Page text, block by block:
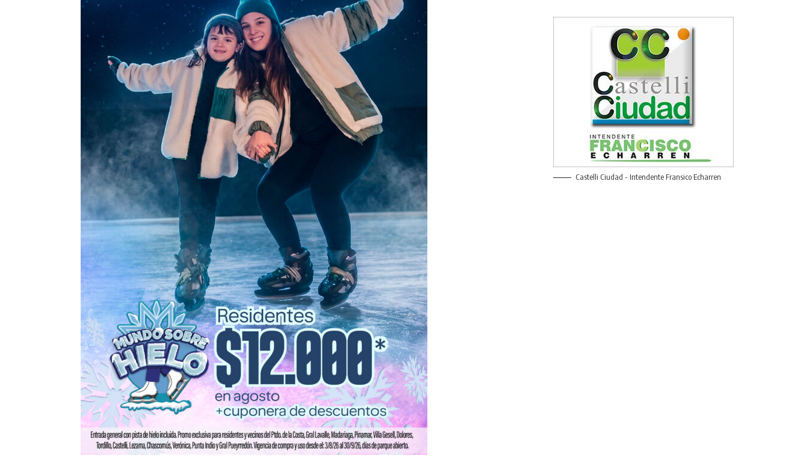
Castelli Ciudad - Intendente Fransico Echarren